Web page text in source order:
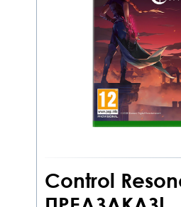
Control